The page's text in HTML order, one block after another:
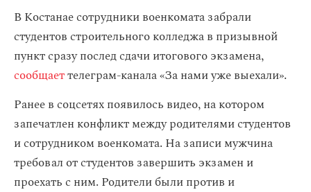
В Костанае сотрудники военкомата забрали
студентов строительного колледжа в призывной
пункт сразу послед сдачи итогового экзамена,
сообщаеттелеграм-канала «За нами уже выехали».
Ранее в соцсетях появилось видео, на котором
запечатлен конфликт между родителями студентов
и сотрудником военкомата. На записи мужчина
требовал от студентов завершить экзамен и
проехать с ним. Родители были против и